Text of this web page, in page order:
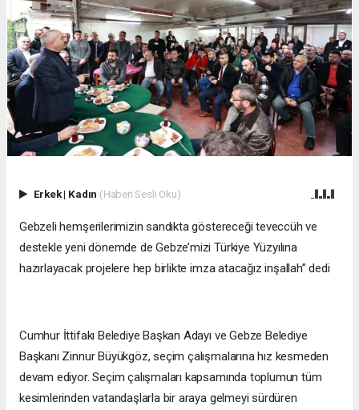
Erkek| Kadın (Haberi Sesli Oku)
Gebzeli hemşerilerimizin sandıkta göstereceği teveccüh ve
destekle yeni dönemde de Gebze’mizi Türkiye Yüzyılına
hazırlayacak projelere hep birlikte imza atacağız inşallah” dedi
Cumhur İttifakı Belediye Başkan Adayı ve Gebze Belediye
Başkanı Zinnur Büyükgöz, seçim çalışmalarına hız kesmeden
devam ediyor. Seçim çalışmaları kapsamında toplumun tüm
kesimlerinden vatandaşlarla bir araya gelmeyi sürdüren